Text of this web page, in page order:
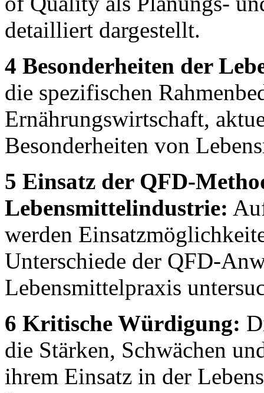
detailliert dargestellt.
4 Besonderheiten der
die spezifischen
Ernährungswirtschaft,
Besonderheiten von
5 Einsatz der QFD-
Lebensmittelindustrie:
werden
Unterschiede der QFD-
Lebensmittelpraxis
6 Kritische Würdigung:
die Stärken, Schwächen
ihrem Einsatz in der